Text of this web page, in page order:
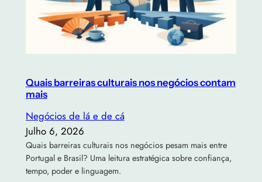
Quais barreiras culturais nos negócios contam
mais
Negócios de lá e de cá
Julho 6, 2026
Quais barreiras culturais nos negócios pesam mais entre
Portugal e Brasil? Uma leitura estratégica sobre confiança,
tempo, poder e linguagem.